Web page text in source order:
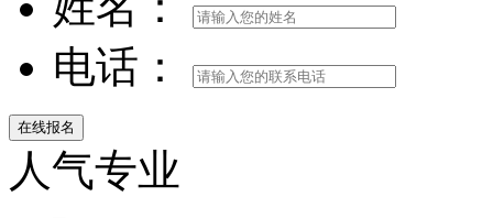
电话：
人气专业